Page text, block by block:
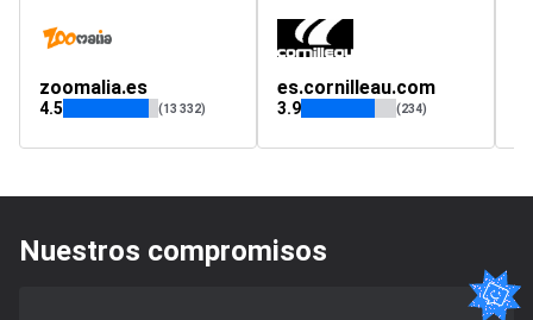
zoomalia.es
4.5 (13 332)
es.cornilleau.com
3.9 (234)
Nuestros compromisos